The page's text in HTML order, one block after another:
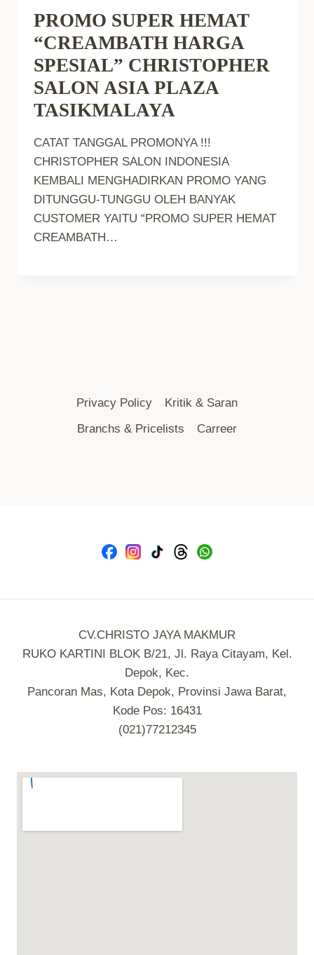
PROMO SUPER HEMAT
“CREAMBATH HARGA
SPESIAL” CHRISTOPHER
SALON ASIA PLAZA
TASIKMALAYA
CATAT TANGGAL PROMONYA !!!
CHRISTOPHER SALON INDONESIA
KEMBALI MENGHADIRKAN PROMO YANG
DITUNGGU-TUNGGU OLEH BANYAK
CUSTOMER YAITU “PROMO SUPER HEMAT
CREAMBATH…
Privacy Policy
Kritik & Saran
Branchs & Pricelists
Carreer
CV.CHRISTO JAYA MAKMUR
RUKO KARTINI BLOK B/21, Jl. Raya Citayam, Kel.
Depok, Kec.
Pancoran Mas, Kota Depok, Provinsi Jawa Barat,
Kode Pos: 16431
(021)77212345